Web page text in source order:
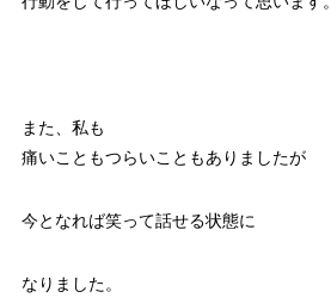
また、私も
痛いこともつらいこともありましたが
今となれば笑って話せる状態に
なりました。